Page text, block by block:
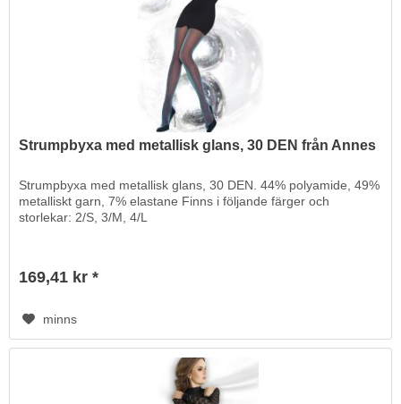
Strumpbyxa med metallisk glans, 30 DEN från Annes
Strumpbyxa med metallisk glans, 30 DEN. 44% polyamide, 49%
metalliskt garn, 7% elastane Finns i följande färger och
storlekar: 2/S, 3/M, 4/L
169,41 kr *
minns